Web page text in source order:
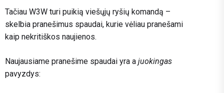
Tačiau W3W turi puikią viešųjų ryšių komandą –
skelbia pranešimus spaudai, kurie vėliau pranešami
kaip nekritiškos naujienos.
Naujausiame pranešime spaudai yra a juokingas
pavyzdys: